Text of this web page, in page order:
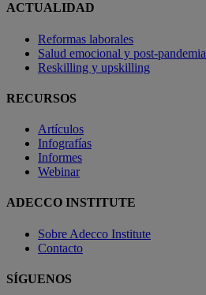
ACTUALIDAD
Reformas laborales
Salud emocional y post-pandemia
Reskilling y upskilling
RECURSOS
Artículos
Infografías
Informes
Webinar
ADECCO INSTITUTE
Sobre Adecco Institute
Contacto
SÍGUENOS